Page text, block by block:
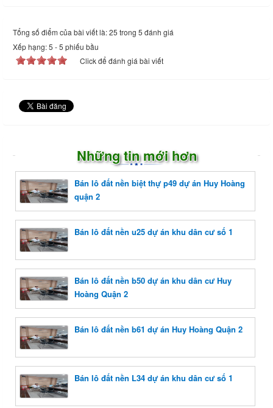
Tổng số điểm của bài viết là: 25 trong 5 đánh giá
Xếp hạng:5 -5 phiếu bầu
Click để đánh giá bài viết
Những tin mới hơn
Bán lô đất nền biệt thự p49 dự án Huy Hoàng
quận 2
Bán lô đất nền u25 dự án khu dân cư số 1
Bán lô đất nền b50 dự án khu dân cư Huy
Hoàng Quận 2
Bán lô đất nền b61 dự án Huy Hoàng Quận 2
Bán lô đất nền L34 dự án khu dân cư số 1